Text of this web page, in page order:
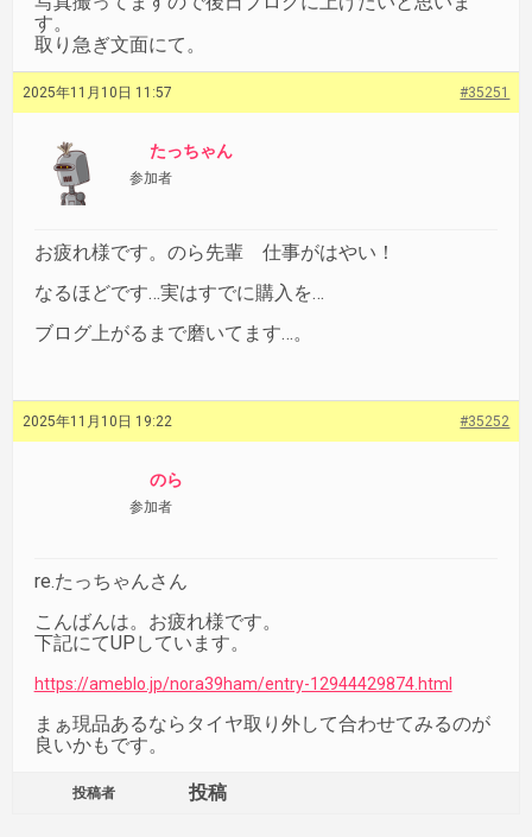
す。
取り急ぎ文面にて。
2025年11月10日 11:57 #35251
たっちゃん
参加者
お疲れ様です。のら先輩 仕事がはやい！
なるほどです…実はすでに購入を…
ブログ上がるまで磨いてます…。
2025年11月10日 19:22 #35252
のら
参加者
re.たっちゃんさん
こんばんは。お疲れ様です。
下記にてUPしています。
https://ameblo.jp/nora39ham/entry-12944429874.html
まぁ現品あるならタイヤ取り外して合わせてみるのが
良いかもです。
投稿者 投稿